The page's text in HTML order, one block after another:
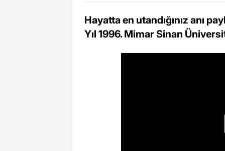
Hayatta en utandığınız anı
Yıl 1996. Mimar Sinan